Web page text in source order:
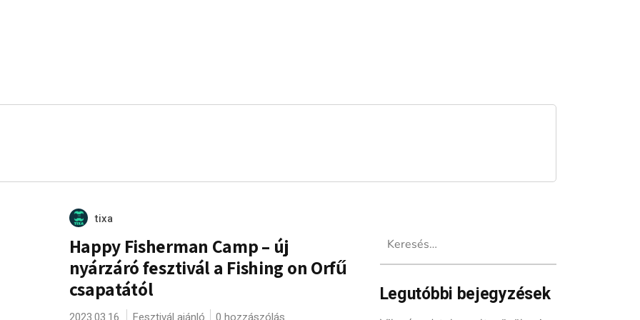
tixa
Happy Fisherman Camp – új
nyárzáró fesztivál a Fishing on Orfű
csapatától
Legutóbbi bejegyzések